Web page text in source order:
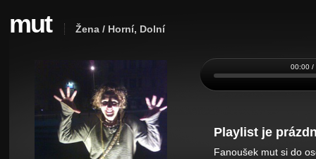
mut Žena / Horní, Dolní
00:00 /
Playlist je
Fanoušek mut si do